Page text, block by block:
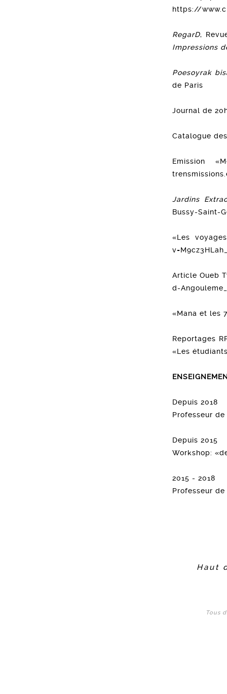
https://
RegarD,
Impressions
Poesoyrak
de Paris
Journal de
Catalogue
Emission
Jardins
Bussy-Saint-
«Les
Article Oueb
d-
«Mana et les
Reportages
«Les
Depuis 2018
Professeur
Depuis 2015
Workshop:
2015 - 2018
Professeur
Haut
Tous